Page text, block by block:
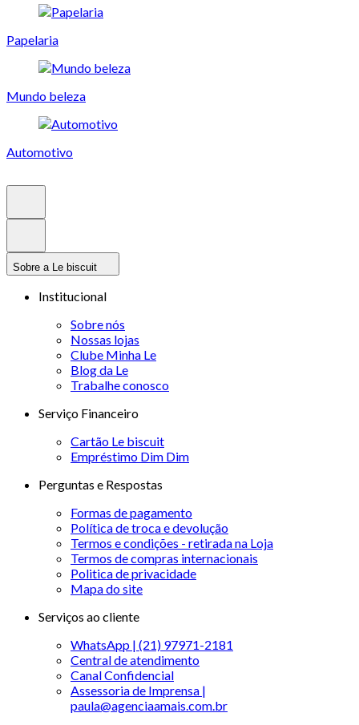
Papelaria
Mundo beleza
Automotivo
Sobre a Le biscuit
Institucional
Sobre nós
Nossas lojas
Clube Minha Le
Blog da Le
Trabalhe conosco
Serviço Financeiro
Cartão Le biscuit
Empréstimo Dim Dim
Perguntas e Respostas
Formas de pagamento
Política de troca e devolução
Termos e condições - retirada na Loja
Termos de compras internacionais
Politica de privacidade
Mapa do site
Serviços ao cliente
WhatsApp | (21) 97971-2181
Central de atendimento
Canal Confidencial
Assessoria de Imprensa |
paula@agenciaamais.com.br